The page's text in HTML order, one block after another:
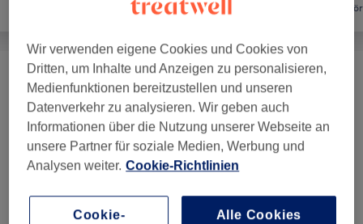
Haarentfernung Gesicht
Gesichtsbehandlungen (7) ab 60 €
Augenbrauen & Wimpernbehandlungen (8) ab 15 €
Wimpernverlängerungen (11)
Permanent Make-Up (6)
Wir verwenden eigene Cookies und Cookies von
Dritten, um Inhalte und Anzeigen zu personalisieren,
Medienfunktionen bereitzustellen und unseren
Datenverkehr zu analysieren. Wir geben auch
Informationen über die Nutzung unserer Webseite an
unsere Partner für soziale Medien, Werbung und
Analysen weiter. Cookie-Richtlinien
Cookie-
Alle Cookies